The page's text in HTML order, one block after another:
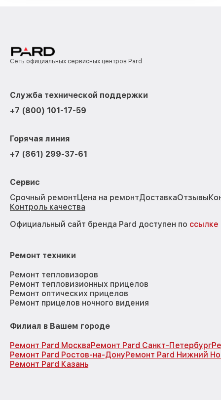
Сеть официальных сервисных центров Pard
Служба технической поддержки
+7 (800) 101-17-59
Горячая линия
+7 (861) 299-37-61
Сервис
Срочный ремонтЦена на ремонтДоставкаОтзывы
Контроль качества
Официальный сайт бренда Pard доступен по ссылке
Ремонт техники
Ремонт тепловизоров
Ремонт тепловизионных прицелов
Ремонт оптических прицелов
Ремонт прицелов ночного видения
Филиал в Вашем городе
Ремонт Pard МоскваРемонт Pard Санкт-Петербург
Ремонт Pard Ростов-на-ДонуРемонт Pard Нижний
Ремонт Pard Казань